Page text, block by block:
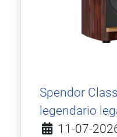
Spendor
legendario
Detalles
11-07-